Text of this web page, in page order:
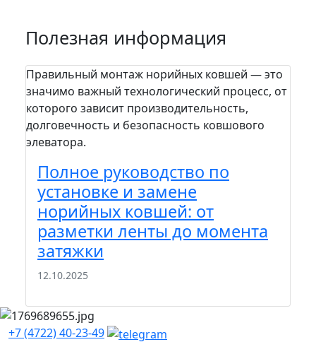
Полезная информация
Правильный монтаж норийных ковшей — это
значимо важный технологический процесс, от
которого зависит производительность,
долговечность и безопасность ковшового
элеватора.
Полное руководство по
установке и замене
норийных ковшей: от
разметки ленты до момента
затяжки
12.10.2025
+7 (4722) 40-23-49